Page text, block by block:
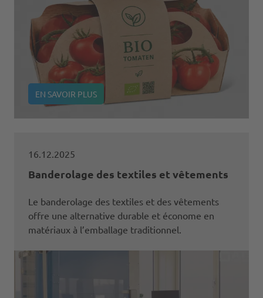
EN SAVOIR PLUS
16.12.2025
Banderolage des textiles et vêtements
Le banderolage des textiles et des vêtements
offre une alternative durable et économe en
matériaux à l’emballage traditionnel.